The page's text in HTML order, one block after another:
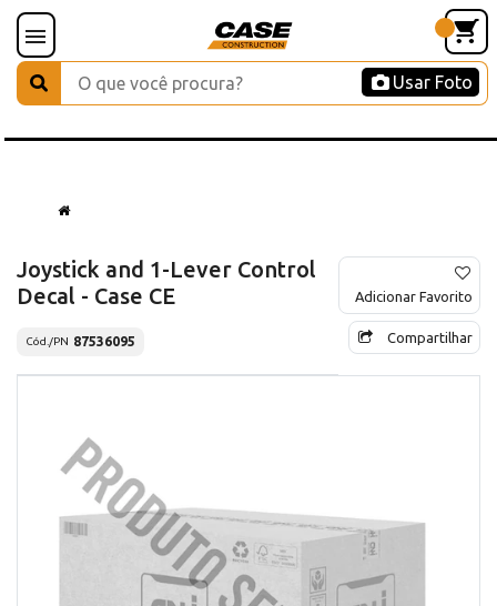
Usar Foto
Joystick and 1-Lever Control
Decal - Case CE
Cód./PN 87536095
Adicionar Favorito
Compartilhar